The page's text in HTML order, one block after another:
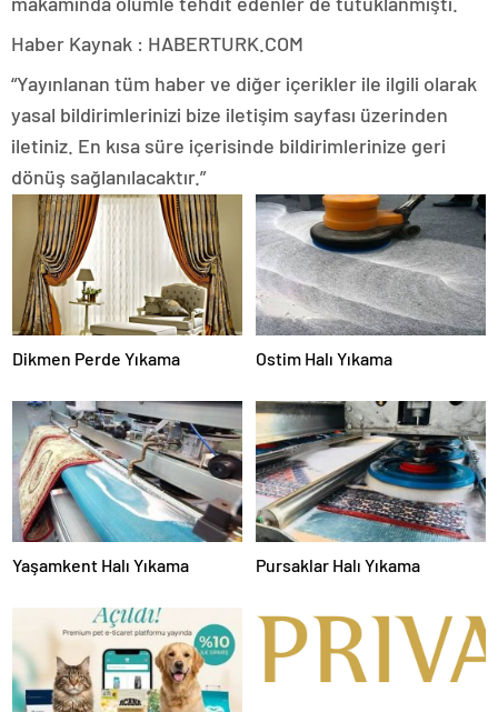
Haber Kaynak : HABERTURK.COM
“Yayınlanan tüm haber ve diğer içerikler ile ilgili olarak
yasal bildirimlerinizi bize iletişim sayfası üzerinden
iletiniz. En kısa süre içerisinde bildirimlerinize geri
dönüş sağlanılacaktır.”
Dikmen Perde Yıkama Ostim Halı Yıkama
Yaşamkent Halı Yıkama Pursaklar Halı Yıkama